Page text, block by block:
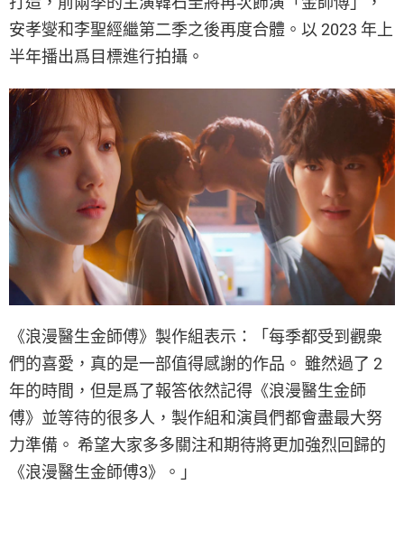
安孝燮和李聖經繼第二季之後再度合體。以 2023 年上
半年播出爲目標進行拍攝。
《浪漫醫生金師傅》製作組表示：「每季都受到觀衆
們的喜愛，真的是一部值得感謝的作品。 雖然過了 2
年的時間，但是爲了報答依然記得《浪漫醫生金師
傅》並等待的很多人，製作組和演員們都會盡最大努
力準備。 希望大家多多關注和期待將更加強烈回歸的
《浪漫醫生金師傅3》。」